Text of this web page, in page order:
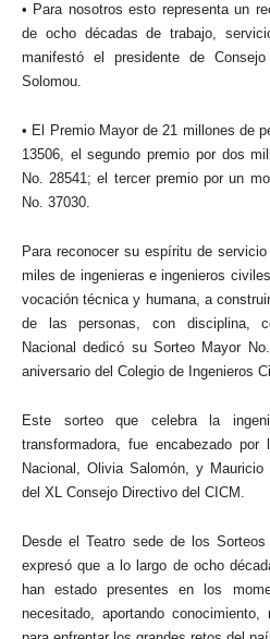
• Para nosotros esto representa un
de ocho décadas de trabajo,
manifestó el presidente de
Solomou.
• El Premio Mayor de 21 millones de
13506, el segundo premio por dos
No. 28541; el tercer premio por un
No. 37030.
Para reconocer su espíritu de
miles de ingenieras e ingenieros
vocación técnica y humana, a
de las personas, con disciplina,
Nacional dedicó su Sorteo Mayor
aniversario del Colegio de Ingenieros
Este sorteo que celebra la
transformadora, fue encabezado
Nacional, Olivia Salomón, y
del XL Consejo Directivo del CICM.
Desde el Teatro sede de los
expresó que a lo largo de ocho
han estado presentes en los
necesitado, aportando